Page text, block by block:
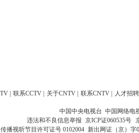
联系CCTV 关于CNTV 联系CNTV 人才招聘
中国中央电视台 中国网络电
违法和不良信息举报 京ICP证060535号
播视听节目许可证号 0102004 新出网证（京）